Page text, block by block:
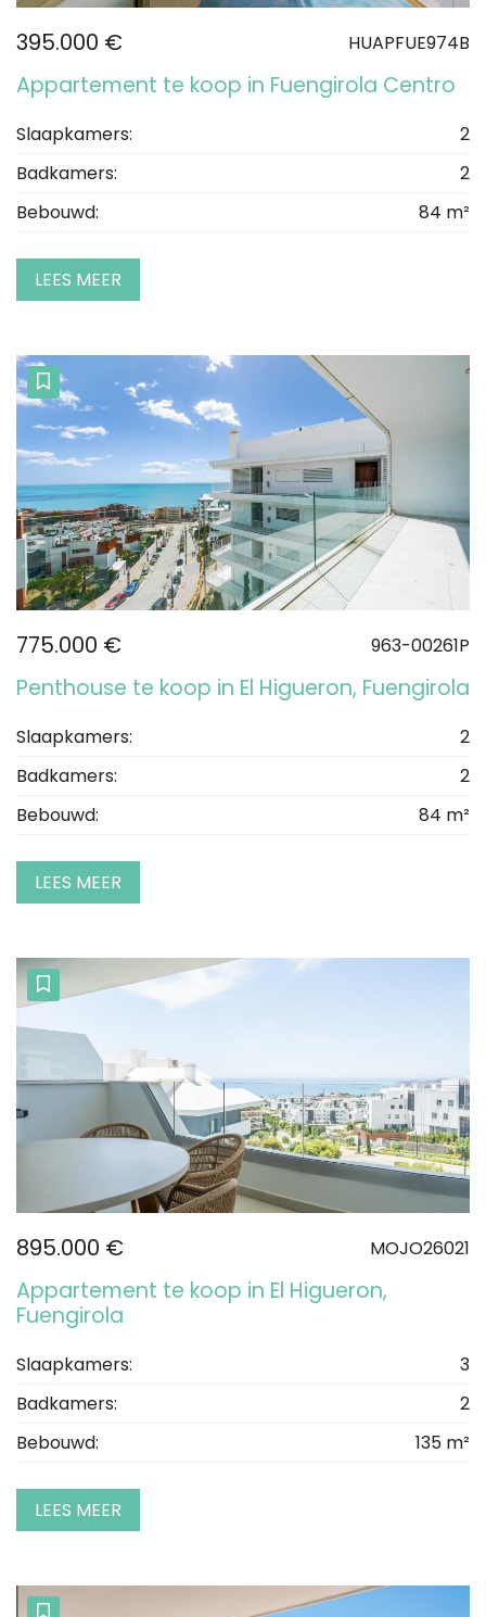
395.000 € HUAPFUE974B
Appartement te koop in Fuengirola Centro
Slaapkamers:
2
Badkamers:
2
Bebouwd:
84 m²
LEES MEER
775.000 € 963-00261P
Penthouse te koop in El Higueron, Fuengirola
Slaapkamers:
2
Badkamers:
2
Bebouwd:
84 m²
LEES MEER
895.000 € MOJO26021
Appartement te koop in El Higueron,
Fuengirola
Slaapkamers:
3
Badkamers:
2
Bebouwd:
135 m²
LEES MEER